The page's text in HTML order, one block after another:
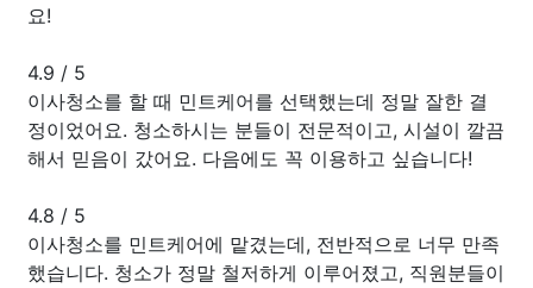
요!
4.9 / 5
이사청소를 할 때 민트케어를 선택했는데 정말 잘한 결
정이었어요. 청소하시는 분들이 전문적이고, 시설이 깔끔
해서 믿음이 갔어요. 다음에도 꼭 이용하고 싶습니다!
4.8 / 5
이사청소를 민트케어에 맡겼는데, 전반적으로 너무 만족
했습니다. 청소가 정말 철저하게 이루어졌고, 직원분들이